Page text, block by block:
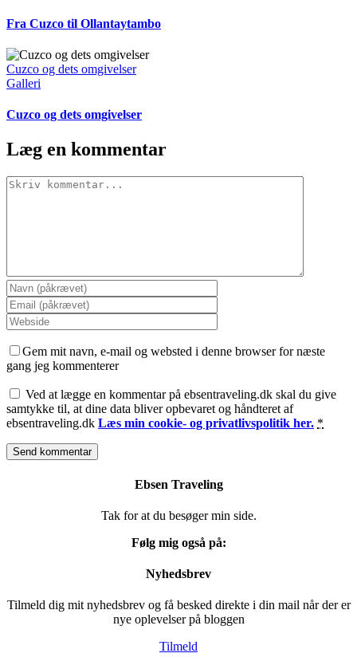
Fra Cuzco til Ollantaytambo
Cuzco og dets omgivelser
Galleri
Cuzco og dets omgivelser
Læg en kommentar
Comment
Gem mit navn, e-mail og websted i denne browser for næste
gang jeg kommenterer
Ved at lægge en kommentar på ebsentraveling.dk skal du give
samtykke til, at dine data bliver opbevaret og håndteret af
ebsentraveling.dk Læs min cookie- og privatlivspolitik her. *
Ebsen Traveling
Tak for at du besøger min side.
Følg mig også på:
Nyhedsbrev
Tilmeld dig mit nyhedsbrev og få besked direkte i din mail når der er
nye oplevelser på bloggen
Tilmeld